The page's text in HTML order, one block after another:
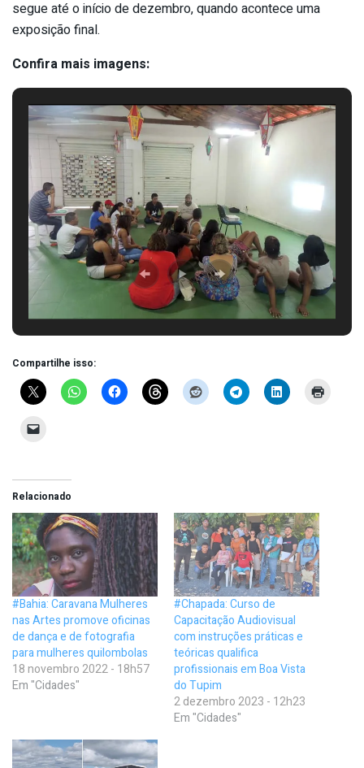
segue até o início de dezembro, quando acontece uma
exposição final.
Confira mais imagens:
Compartilhe isso:
Relacionado
#Bahia: Caravana Mulheres
nas Artes promove oficinas
de dança e de fotografia
para mulheres quilombolas
18 novembro 2022 - 18h57
Em "Cidades"
#Chapada: Curso de
Capacitação Audiovisual
com instruções práticas e
teóricas qualifica
profissionais em Boa Vista
do Tupim
2 dezembro 2023 - 12h23
Em "Cidades"